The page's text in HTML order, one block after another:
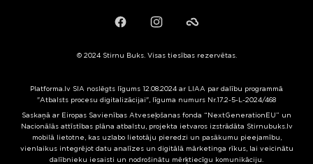
FacebookInstagramFailiem.lv
© 2024 Stirnu Buks. Visas tiesības rezervētas.
Platforma.lv SIA noslēgts līgums 12.08.2024 ar LIAA par dalību programmā
"Atbalsts procesu digitalizācijai", līguma numurs Nr.17.2-5-L-2024/468
Saskaņā ar Eiropas Savienības Atveseļošanas fonda “NextGenerationEU” un
Nacionālās attīstības plāna atbalstu, projekta ietvaros izstrādāta Stirnubuks.lv
mobilā lietotne, kas uzlabo lietotāju pieredzi un pasākumu pieejamību,
vienlaikus integrējot datu analīzes un digitālā mārketinga rīkus, lai veicinātu
dalībnieku iesaisti un nodrošinātu mērķtiecīgu komunikāciju.